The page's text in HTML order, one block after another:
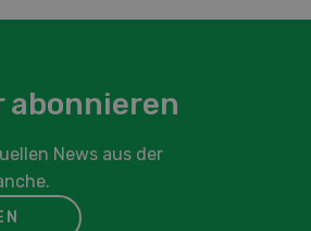
News aus der